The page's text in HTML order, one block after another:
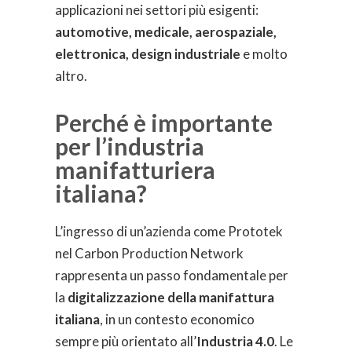
applicazioni nei settori più esigenti:
automotive, medicale, aerospaziale,
elettronica, design industriale e molto
altro.
Perché è importante
per l’industria
manifatturiera
italiana?
L’ingresso di un’azienda come Prototek
nel Carbon Production Network
rappresenta un passo fondamentale per
la digitalizzazione della manifattura
italiana, in un contesto economico
sempre più orientato all’Industria 4.0. Le